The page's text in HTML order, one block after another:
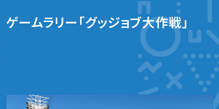
ゲームラリー「グッジョブ大作戦」